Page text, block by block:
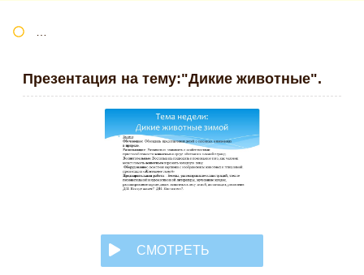
Презентация на тему:"Дикие животные".
СМОТРЕТЬ